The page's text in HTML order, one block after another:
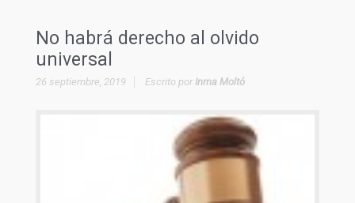
No habrá derecho al olvido
universal
26 septiembre, 2019 Escrito por Inma Moltó